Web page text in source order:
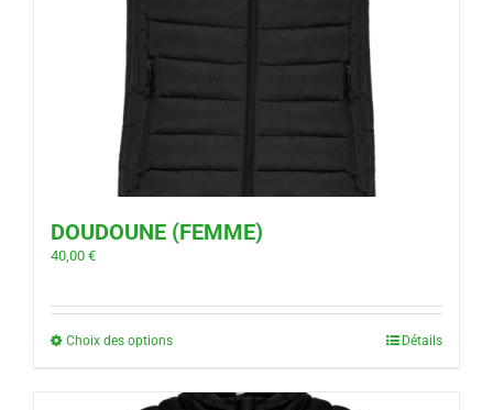
DOUDOUNE (FEMME)
40,00 €
Choix des options Détails